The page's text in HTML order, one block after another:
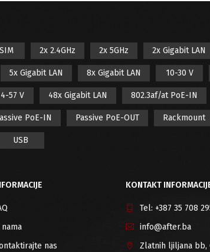
2x 2.4GHz 2x 5GHz 2x Gigabit LAN
5x Gigabit LAN 8x Gigabit LAN 10-30 V
57 V 48x Gigabit LAN 802.3af/at PoE-IN
PoE-IN Passive PoE-OUT Rackmount
USB
nama
nas
KONTAKT
Tel: +387 35 708
info@after.ba
Zlatnih ljiljana bb,